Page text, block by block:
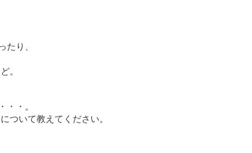
たり、
。
・・。
ついて教えてください。